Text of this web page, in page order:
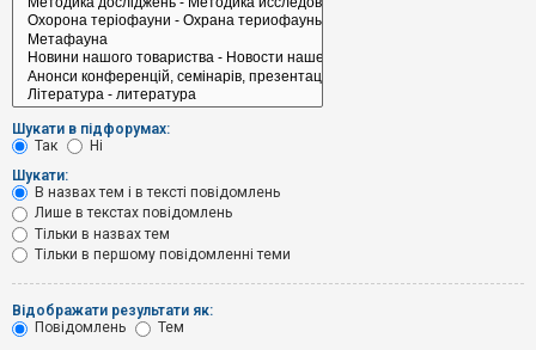
в
н
т
е
м
и
о
ш
Шукати в підфорумах:
Так
Ні
Шукати:
В назвах тем і в тексті повідомлень
Лише в текстах повідомлень
Тільки в назвах тем
Тільки в першому повідомленні теми
Відображати результати як:
Повідомлень
Тем